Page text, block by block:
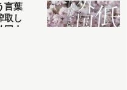
言葉
取し
人